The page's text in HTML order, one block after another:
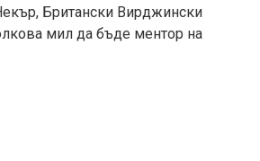
Британски Вирджински
мил да бъде ментор на